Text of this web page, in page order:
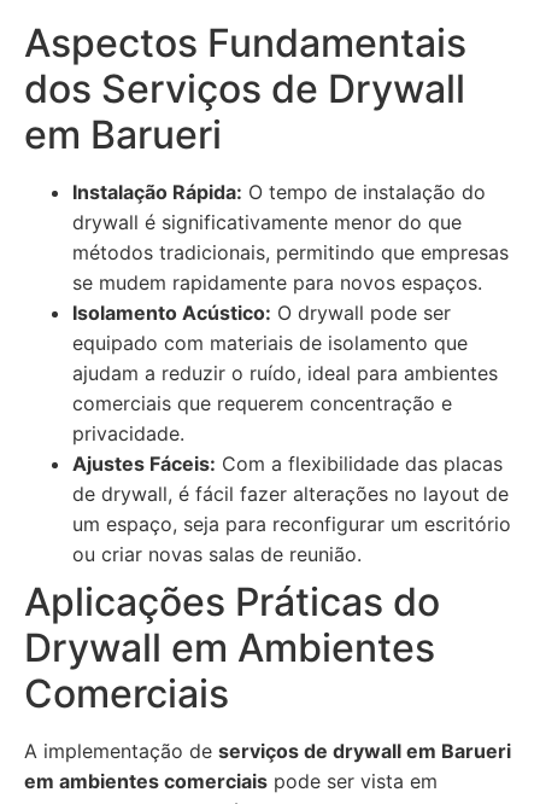
Aspectos Fundamentais
dos Serviços de Drywall
em Barueri
Instalação Rápida: O tempo de instalação do
drywall é significativamente menor do que
métodos tradicionais, permitindo que empresas
se mudem rapidamente para novos espaços.
Isolamento Acústico: O drywall pode ser
equipado com materiais de isolamento que
ajudam a reduzir o ruído, ideal para ambientes
comerciais que requerem concentração e
privacidade.
Ajustes Fáceis: Com a flexibilidade das placas
de drywall, é fácil fazer alterações no layout de
um espaço, seja para reconfigurar um escritório
ou criar novas salas de reunião.
Aplicações Práticas do
Drywall em Ambientes
Comerciais
A implementação de serviços de drywall em Barueri
em ambientes comerciais pode ser vista em